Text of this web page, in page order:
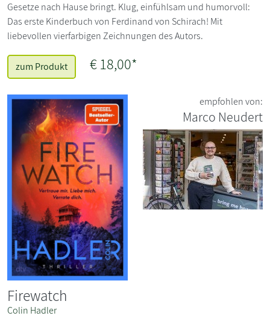
Gesetze nach Hause bringt. Klug, einfühlsam und humorvoll:
Das erste Kinderbuch von Ferdinand von Schirach! Mit
liebevollen vierfarbigen Zeichnungen des Autors.
zum Produkt € 18,00*
empfohlen von:
Marco Neudert
Firewatch
Colin Hadler